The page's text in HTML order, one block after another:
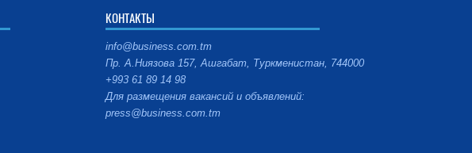
КОНТАКТЫ
info@business.com.tm
Пр. А.Ниязова 157, Ашгабат, Туркменистан, 744000
+993 61 89 14 98
Для размещения вакансий и объявлений:
press@business.com.tm